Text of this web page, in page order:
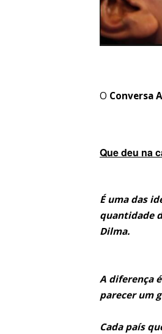
O Conversa
Que deu na
É uma das
quantidade
Dilma.
A diferença
parecer um
Cada país